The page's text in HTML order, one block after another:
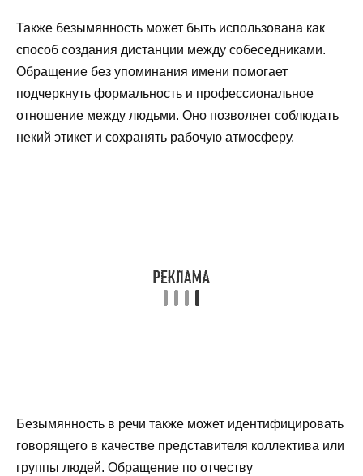
Также безымянность может быть использована как
способ создания дистанции между собеседниками.
Обращение без упоминания имени помогает
подчеркнуть формальность и профессиональное
отношение между людьми. Оно позволяет соблюдать
некий этикет и сохранять рабочую атмосферу.
Безымянность в речи также может идентифицировать
говорящего в качестве представителя коллектива или
группы людей. Обращение по отчеству